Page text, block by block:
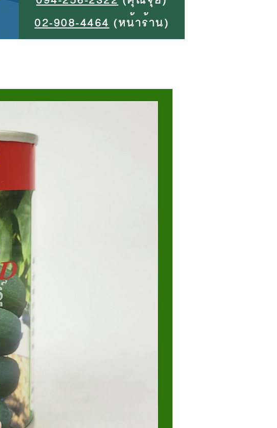
02-908-4464(หน้าร้าน)